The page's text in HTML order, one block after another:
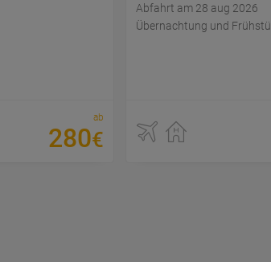
ab
280€
Abfahrt am 28 aug 2026
Übernachtung und